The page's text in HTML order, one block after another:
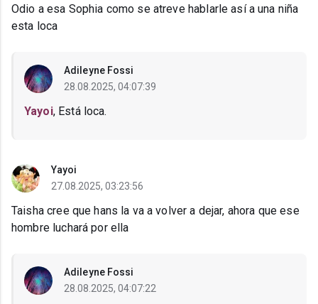
Odio a esa Sophia como se atreve hablarle así a una niña
esta loca
Adileyne Fossi
28.08.2025, 04:07:39
Yayoi, Está loca.
Yayoi
27.08.2025, 03:23:56
Taisha cree que hans la va a volver a dejar, ahora que ese
hombre luchará por ella
Adileyne Fossi
28.08.2025, 04:07:22